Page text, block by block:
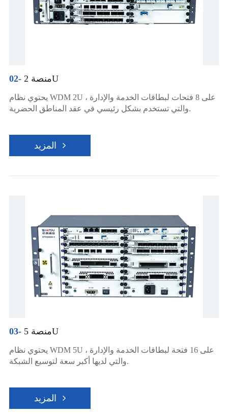
02- منصة 2U
يحتوي نظام WDM 2U على 8 فتحات لبطاقات الخدمة والإدارة ،
والتي تستخدم بشكل رئيسي في عقد المناطق الحضرية.
المزيد
03- منصة 5U
يحتوي نظام WDM 5U على 16 فتحة لبطاقات الخدمة والإدارة ،
والتي لديها أكبر سعة لتوسيع الشبكة.
المزيد